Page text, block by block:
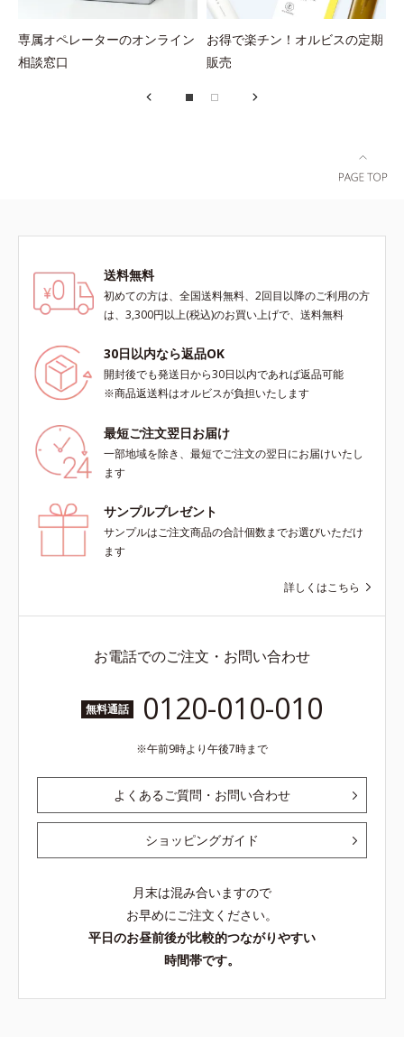
専属オペレーターのオンライン
相談窓口
お得で楽チン！オルビスの定期
販売
送料無料
初めての方は、全国送料無料、2回目以降のご利用の方
は、3,300円以上(税込)のお買い上げで、送料無料
30日以内なら返品OK
開封後でも発送日から30日以内であれば返品可能
※商品返送料はオルビスが負担いたします
最短ご注文翌日お届け
一部地域を除き、最短でご注文の翌日にお届けいたし
ます
サンプルプレゼント
サンプルはご注文商品の合計個数までお選びいただけ
ます
詳しくはこちら
お電話でのご注文・お問い合わせ
無料通話 0120-010-010
午前9時より午後7時まで
よくあるご質問・お問い合わせ
ショッピングガイド
月末は混み合いますので
お早めにご注文ください。
平日のお昼前後が比較的つながりやすい
時間帯です。